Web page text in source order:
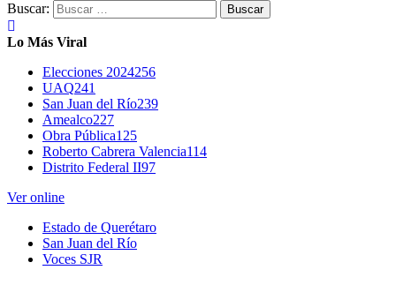
Buscar:
Lo Más Viral
Elecciones 2024256
UAQ241
San Juan del Río239
Amealco227
Obra Pública125
Roberto Cabrera Valencia114
Distrito Federal II97
Ver online
Estado de Querétaro
San Juan del Río
Voces SJR